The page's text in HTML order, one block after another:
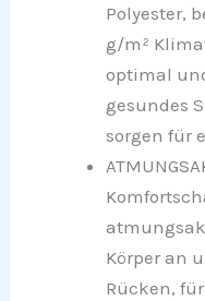
Polyester,
g/m²
optimal
gesundes
sorgen für
Körper an
Rücken,